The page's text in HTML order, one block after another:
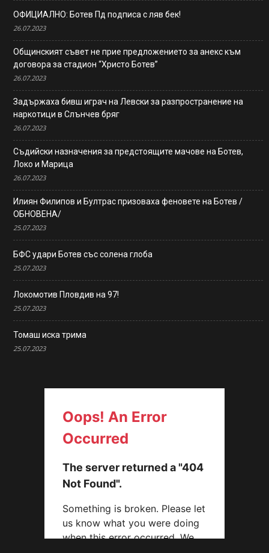
ОФИЦИАЛНО: Ботев Пд подписа с ляв бек!
26.07.2023
Общинският съвет не прие предложението за анекс към
договора за стадион “Христо Ботев”
26.07.2023
Задържаха бивш играч на Левски за разпространение на
наркотици в Слънчев бряг
26.07.2023
Съдийски назначения за предстоящите мачове на Ботев,
Локо и Марица
26.07.2023
Илиян Филипов и Бултрас призоваха феновете на Ботев /
ОБНОВЕНА/
25.07.2023
БФС удари Ботев със солена глоба
25.07.2023
Локомотив Пловдив на 97!
25.07.2023
Томаш иска трима
25.07.2023